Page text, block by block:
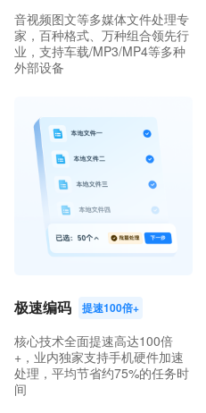
音视频图文等多媒体文件处理专
家，百种格式、万种组合领先行
业，支持车载/MP3/MP4等多种
外部设备
极速编码 提速100倍+
核心技术全面提速高达100倍
+，业内独家支持手机硬件加速
处理，平均节省约75%的任务时
间